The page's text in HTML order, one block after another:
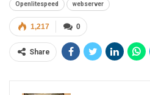
Openlitespeed webserver
0
1,217
Share